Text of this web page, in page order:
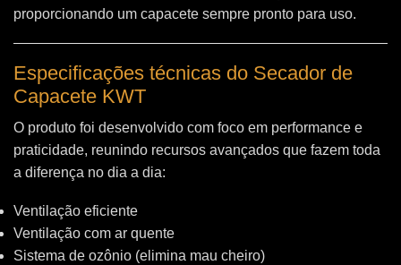
proporcionando um capacete sempre pronto para uso.
Especificações técnicas do Secador de
Capacete KWT
O produto foi desenvolvido com foco em performance e
praticidade, reunindo recursos avançados que fazem toda
a diferença no dia a dia:
Ventilação eficiente
Ventilação com ar quente
Sistema de ozônio (elimina mau cheiro)